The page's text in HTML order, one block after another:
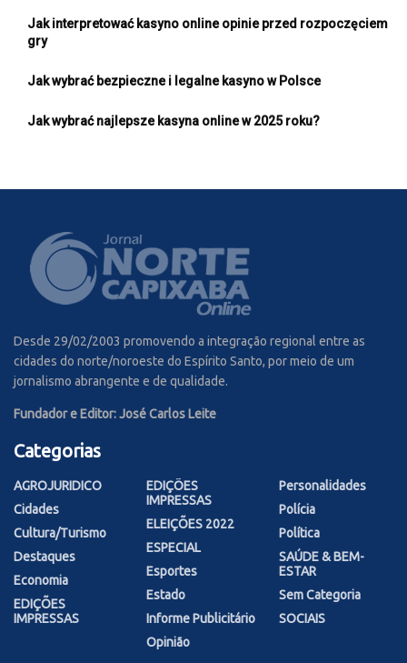
Jak interpretować kasyno online opinie przed rozpoczęciem
gry
Jak wybrać bezpieczne i legalne kasyno w Polsce
Jak wybrać najlepsze kasyna online w 2025 roku?
Desde 29/02/2003 promovendo a integração regional entre as
cidades do norte/noroeste do Espírito Santo, por meio de um
jornalismo abrangente e de qualidade.
Fundador e Editor: José Carlos Leite
Categorias
AGROJURIDICO
Cidades
Cultura/Turismo
Destaques
Economia
EDIÇÕES
IMPRESSAS
EDIÇÕES
IMPRESSAS
ELEIÇÕES 2022
ESPECIAL
Esportes
Estado
Informe Publicitário
Opinião
Personalidades
Polícia
Política
SAÚDE & BEM-
ESTAR
Sem Categoria
SOCIAIS